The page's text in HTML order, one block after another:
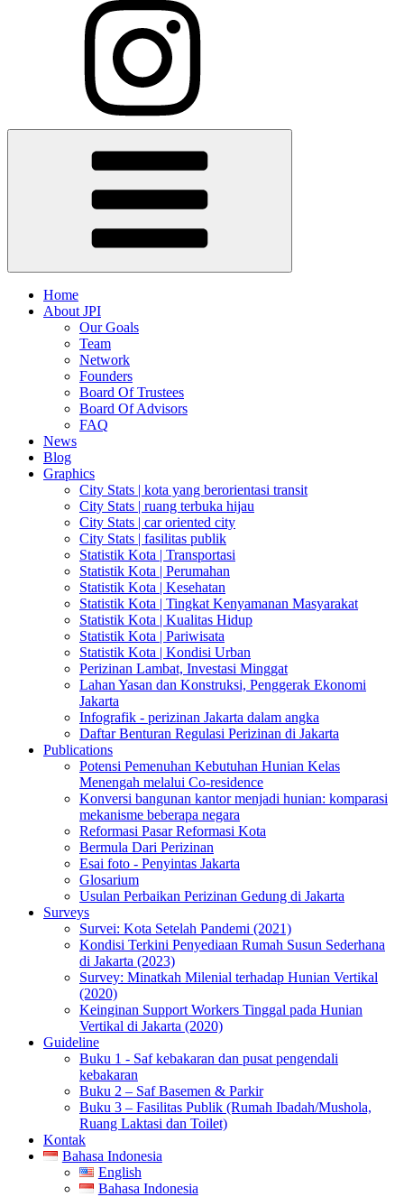
Home
About JPI
Our Goals
Team
Network
Founders
Board Of Trustees
Board Of Advisors
FAQ
News
Blog
Graphics
City Stats | kota yang berorientasi transit
City Stats | ruang terbuka hijau
City Stats | car oriented city
City Stats | fasilitas publik
Statistik Kota | Transportasi
Statistik Kota | Perumahan
Statistik Kota | Kesehatan
Statistik Kota | Tingkat Kenyamanan Masyarakat
Statistik Kota | Kualitas Hidup
Statistik Kota | Pariwisata
Statistik Kota | Kondisi Urban
Perizinan Lambat, Investasi Minggat
Lahan Yasan dan Konstruksi, Penggerak Ekonomi
Jakarta
Infografik - perizinan Jakarta dalam angka
Daftar Benturan Regulasi Perizinan di Jakarta
Publications
Potensi Pemenuhan Kebutuhan Hunian Kelas
Menengah melalui Co-residence
Konversi bangunan kantor menjadi hunian: komparasi
mekanisme beberapa negara
Reformasi Pasar Reformasi Kota
Bermula Dari Perizinan
Esai foto - Penyintas Jakarta
Glosarium
Usulan Perbaikan Perizinan Gedung di Jakarta
Surveys
Survei: Kota Setelah Pandemi (2021)
Kondisi Terkini Penyediaan Rumah Susun Sederhana
di Jakarta (2023)
Survey: Minatkah Milenial terhadap Hunian Vertikal
(2020)
Keinginan Support Workers Tinggal pada Hunian
Vertikal di Jakarta (2020)
Guideline
Buku 1 - Saf kebakaran dan pusat pengendali
kebakaran
Buku 2 – Saf Basemen & Parkir
Buku 3 – Fasilitas Publik (Rumah Ibadah/Mushola,
Ruang Laktasi dan Toilet)
Kontak
Bahasa Indonesia
English
Bahasa Indonesia